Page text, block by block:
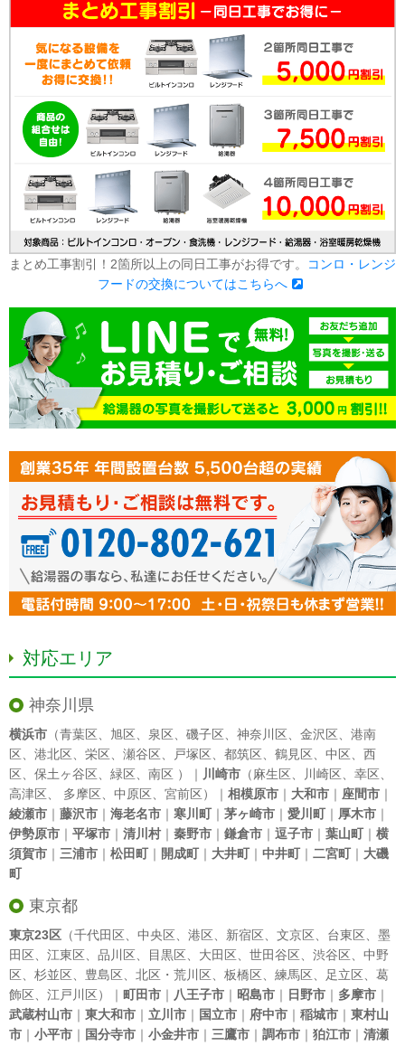
まとめ工事割引！2箇所以上の同日工事がお得です。
コンロ・レンジ
フードの交換についてはこちらへ
対応エリア
神奈川県
横浜市 （青葉区 旭区 泉区 磯子区 神奈川区 金沢区
港南
区
港北区 栄区 瀬谷区 戸塚区 都筑区 鶴見区 中区
西
区
保土ヶ谷区 緑区 南区 ）｜ 川崎市 （麻生区 川崎区 幸区
高津区
多摩区 中原区 宮前区）｜ 相模原市 ｜ 大和市 ｜ 座間市 ｜
綾瀬市 ｜ 藤沢市 ｜ 海老名市 ｜ 寒川町｜ 茅ヶ崎市 ｜ 愛川町｜ 厚木市 ｜
伊勢原市 ｜ 平塚市 ｜ 清川村｜ 秦野市 ｜ 鎌倉市 ｜ 逗子市 ｜ 葉山町｜ 横
須賀市 ｜ 三浦市 ｜ 松田町｜ 開成町｜ 大井町｜ 中井町｜ 二宮町｜ 大磯
町
東京都
東京23区 （千代田区 中央区 港区 新宿区 文京区 台東区
墨
田区
江東区 品川区 目黒区 大田区 世田谷区 渋谷区
中野
区
杉並区 豊島区 北区 ・ 荒川区 板橋区 練馬区 足立区
葛
飾区
江戸川区）｜ 町田市 ｜ 八王子市 ｜ 昭島市 ｜ 日野市 ｜ 多摩市 ｜
武蔵村山市 ｜ 東大和市 ｜ 立川市 ｜ 国立市 ｜ 府中市 ｜ 稲城市 ｜ 東村山
市 ｜ 小平市 ｜ 国分寺市 ｜ 小金井市 ｜ 三鷹市 ｜ 調布市 ｜ 狛江市 ｜ 清瀬